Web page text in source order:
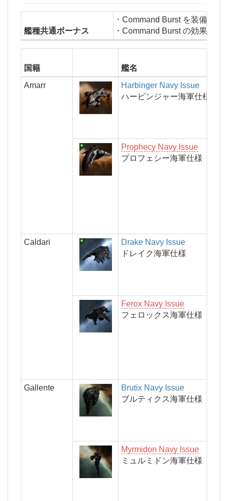
艦種共通ボーナス
･ Command Burst を装備可能
･ Command Burst の効果範囲
国籍 艦名
Amarr
Harbinger Navy Issue
ハービンジャー海軍仕様
Prophecy Navy Issue
プロフェシー海軍仕様
Caldari
Drake Navy Issue
ドレイク海軍仕様
Ferox Navy Issue
フェロックス海軍仕様
Gallente
Brutix Navy Issue
ブルティクス海軍仕様
Myrmidon Navy Issue
ミュルミドン海軍仕様